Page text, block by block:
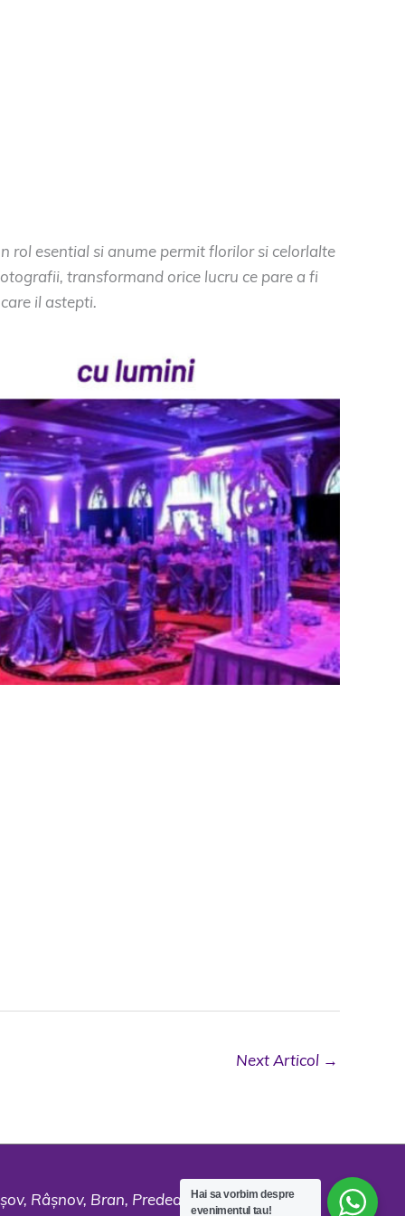
rol esential si anume permit florilor si celorlalte
transformand orice lucru ce pare a fi
il astepti.
Next Articol →
Râșnov, Bran, Predeal, Moieciu și Codlea.
Hai sa vorbim despre
evenimentul tau!